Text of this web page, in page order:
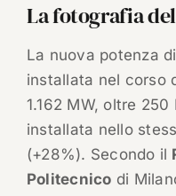
La fotografia
La nuova potenza
installata nel corso
1.162 MW, oltre
installata nello
(+28%). Secondo il
Politecnico di